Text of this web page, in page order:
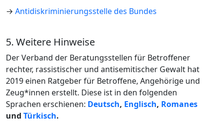
→ Antidiskriminierungsstelle des Bundes
5. Weitere Hinweise
Der Verband der Beratungsstellen für Betroffener
rechter, rassistischer und antisemitischer Gewalt hat
2019 einen Ratgeber für Betroffene, Angehörige und
Zeug*innen erstellt. Diese ist in den folgenden
Sprachen erschienen: Deutsch, Englisch, Romanes
und Türkisch.